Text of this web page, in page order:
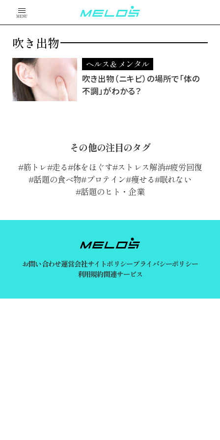
MENU
吹き出物
ヘルス＆メンタル
吹き出物（ニキビ）の場所で「体の
不調」がわかる？
その他の注目のタグ
筋トレ 走る 体をほぐす ストレス解消 疲労回復
話題の食べ物 プロテイン 痩せる 眠れない
話題のヒト・企業
お問い合わせ運営会社サイトポリシープライバシーポリシー
利用規約関連サービス